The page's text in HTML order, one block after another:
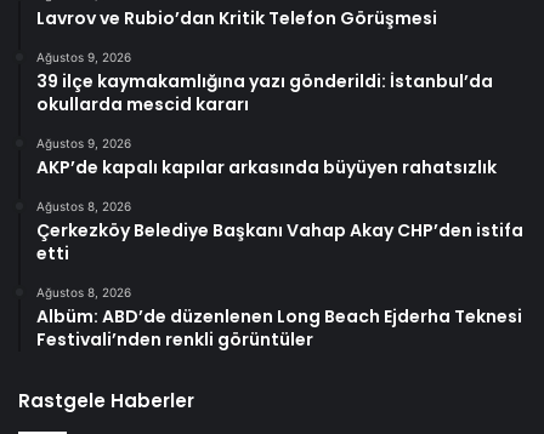
Lavrov ve Rubio’dan Kritik Telefon Görüşmesi
Ağustos 9, 2026
39 ilçe kaymakamlığına yazı gönderildi: İstanbul’da
okullarda mescid kararı
Ağustos 9, 2026
AKP’de kapalı kapılar arkasında büyüyen rahatsızlık
Ağustos 8, 2026
Çerkezköy Belediye Başkanı Vahap Akay CHP’den istifa
etti
Ağustos 8, 2026
Albüm: ABD’de düzenlenen Long Beach Ejderha Teknesi
Festivali’nden renkli görüntüler
Rastgele Haberler